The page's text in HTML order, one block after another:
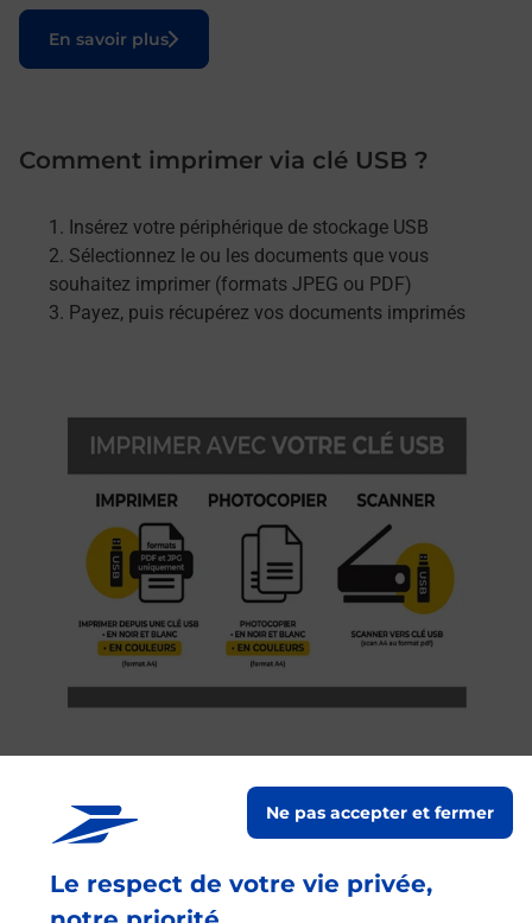
Le respect de votre vie privée,
Ne pas accepter et fermer
En savoir plus
Le lien s'ouvre dans un nouvel onglet
Comment imprimer via clé USB ?
Insérez votre périphérique de stockage USB
Sélectionnez le ou les documents que vous
souhaitez imprimer (formats JPEG ou PDF)
Payez, puis récupérez vos documents imprimés
Services
En savoir plus